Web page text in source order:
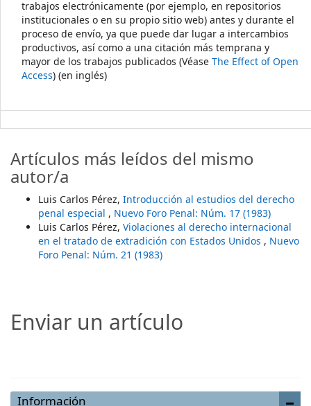
trabajos electrónicamente (por ejemplo, en repositorios
institucionales o en su propio sitio web) antes y durante el
proceso de envío, ya que puede dar lugar a intercambios
productivos, así como a una citación más temprana y
mayor de los trabajos publicados (Véase The Effect of Open
Access) (en inglés)
Artículos más leídos del mismo
autor/a
Luis Carlos Pérez, Introducción al estudios del derecho
penal especial , Nuevo Foro Penal: Núm. 17 (1983)
Luis Carlos Pérez, Violaciones al derecho internacional
en el tratado de extradición con Estados Unidos , Nuevo
Foro Penal: Núm. 21 (1983)
Enviar un artículo
Información